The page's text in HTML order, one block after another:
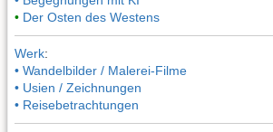
• Der Osten des Westens
Werk:
• Wandelbilder / Malerei-Filme
• Usien / Zeichnungen
• Reisebetrachtungen